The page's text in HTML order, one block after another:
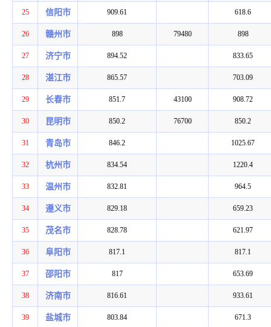
25 信阳市 909.61 618.6
26 赣州市 898 79480 898
27 济宁市 894.52 833.65
28 湛江市 865.57 703.09
29 长春市 851.7 43100 908.72
30 昆明市 850.2 76700 850.2
31 青岛市 846.2 1025.67
32 杭州市 834.54 1220.4
33 温州市 832.81 964.5
34 遵义市 829.18 659.23
35 茂名市 828.78 621.97
36 阜阳市 817.1 817.1
37 邵阳市 817 653.69
38 济南市 816.61 933.61
39 盐城市 803.84 671.3